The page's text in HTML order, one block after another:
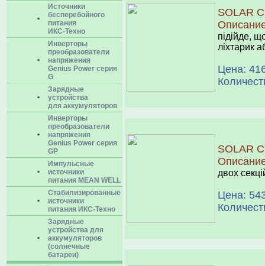
Источники
бесперебойного
питания
ИКС-Техно
Инверторы
преобразователи
напряжения
Genius Power серия
G
Зарядные
устройства
для аккумуляторов
Инверторы
преобразователи
напряжения
Genius Power серия
GP
Импульсные
источники
питания MEAN WELL
Cтабилизированные
источники
питания ИКС-Техно
Зарядные
устройства для
аккумуляторов
(солнечные
батареи)
SOLAR
підійде,
ліхтарик
Цена:
SOLAR
двох
Цена: